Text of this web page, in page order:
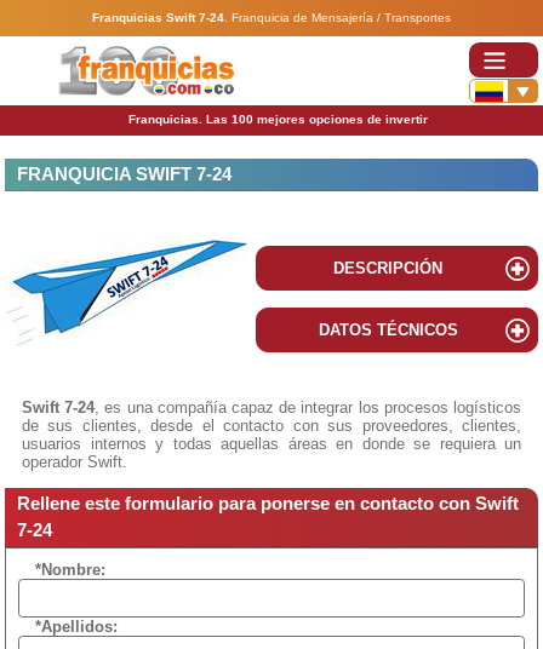
Franquicias Swift 7-24 Franquicia de Mensajería / Transportes
Franquicias. Las 100 mejores opciones de invertir
FRANQUICIA SWIFT 7-24
DESCRIPCIÓN
DATOS TÉCNICOS
Swift 7-24, es una compañía capaz de integrar los procesos logísticos
de sus clientes, desde el contacto con sus proveedores, clientes,
usuarios internos y todas aquellas áreas en donde se requiera un
operador Swift.
Rellene este formulario para ponerse en contacto con Swift
7-24
*Nombre:
*Apellidos: